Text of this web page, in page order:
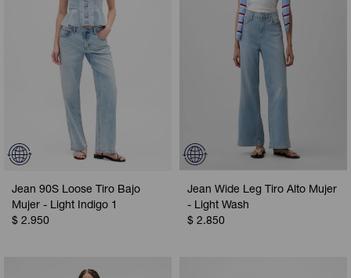
Jean 90S Loose Tiro Bajo
Mujer - Light Indigo 1
$ 2.950
Jean Wide Leg Tiro Alto Mujer
- Light Wash
$ 2.850